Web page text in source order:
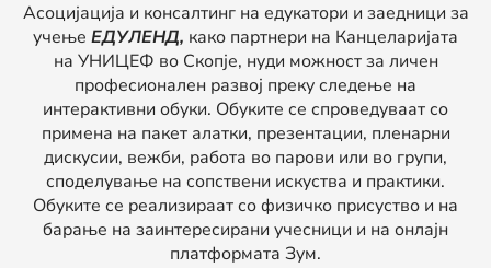
Асоцијација и консалтинг на едукатори и заедници за
учење ЕДУЛЕНД, како партнери на Канцеларијата
на УНИЦЕФ во Скопје, нуди можност за личен
професионален развој преку следење на
интерактивни обуки. Обуките се спроведуваат со
примена на пакет алатки, презентации, пленарни
дискусии, вежби, работа во парови или во групи,
споделување на сопствени искуства и практики.
Обуките се реализираат со физичко присуство и на
барање на заинтересирани учесници и на онлајн
платформата Зум.